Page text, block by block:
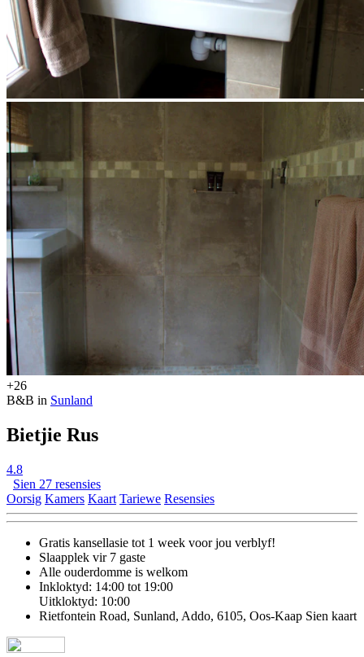
+26
B&B in Sunland
Bietjie Rus
4.8
Sien 27 resensies
Oorsig Kamers Kaart Tariewe Resensies
Gratis kansellasie tot 1 week voor jou verblyf!
Slaapplek vir 7 gaste
Alle ouderdomme is welkom
Inkloktyd: 14:00 tot 19:00
Uitkloktyd: 10:00
Rietfontein Road, Sunland, Addo, 6105, Oos-Kaap Sien kaart